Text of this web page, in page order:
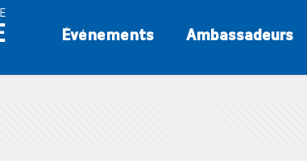
Événements Ambassadeurs